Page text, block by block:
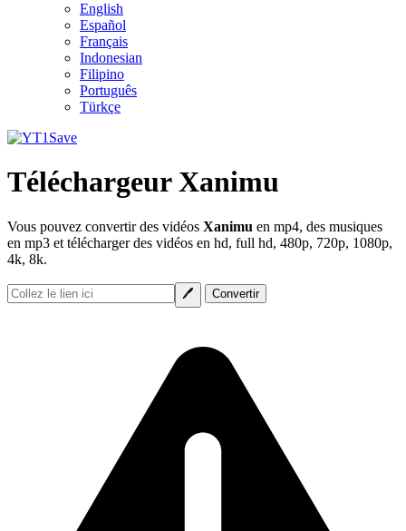
English
Español
Français
Indonesian
Filipino
Português
Türkçe
Téléchargeur Xanimu
Vous pouvez convertir des vidéos Xanimu en mp4, des musiques
en mp3 et télécharger des vidéos en hd, full hd, 480p, 720p, 1080p,
4k, 8k.